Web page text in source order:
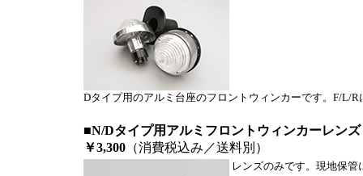
Dタイプ用のアルミ台座のフロントウィンカーです。F/L/
■N/Dタイプ用アルミフロントウィンカーレン
￥3,300（消費税込み／送料別）
レンズのみです。現地保